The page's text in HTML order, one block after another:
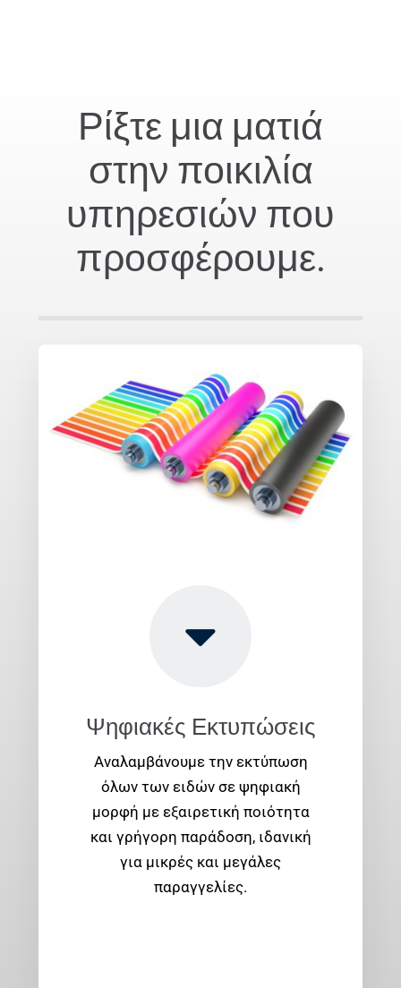
Ρίξτε μια ματιά
στην ποικιλία
υπηρεσιών που
προσφέρουμε.
Ψηφιακές Εκτυπώσεις
Αναλαμβάνουμε την εκτύπωση
όλων των ειδών σε ψηφιακή
μορφή με εξαιρετική ποιότητα
και γρήγορη παράδοση, ιδανική
για μικρές και μεγάλες
παραγγελίες.